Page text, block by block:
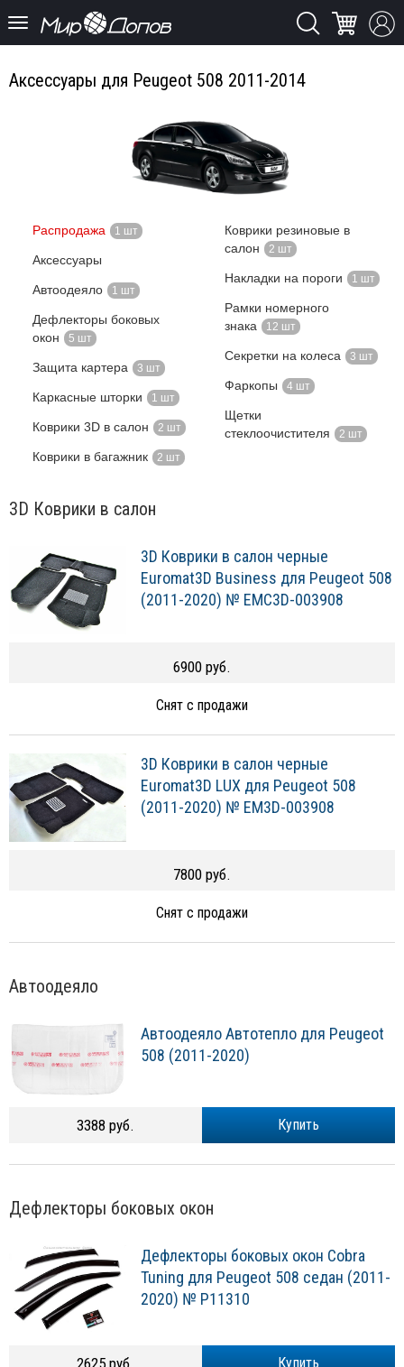
Аксессуары для Peugeot 508 2011-2014
Распродажа 1 шт
Аксессуары
Автоодеяло 1 шт
Дефлекторы боковых
окон
5 шт
Защита картера 3 шт
Каркасные шторки 1 шт
Коврики 3D в салон 2 шт
Коврики в багажник 2 шт
Коврики резиновые в
салон
2 шт
Накладки на пороги 1 шт
Рамки номерного
знака
12 шт
Секретки на колеса 3 шт
Фаркопы 4 шт
Щетки
стеклоочистителя
2 шт
3D Коврики в салон
3D Коврики в салон черные
Euromat3D Business для Peugeot 508
(2011-2020) № EMC3D-003908
6900 руб.
Снят с продажи
3D Коврики в салон черные
Euromat3D LUX для Peugeot 508
(2011-2020) № EM3D-003908
7800 руб.
Снят с продажи
Автоодеяло
Автоодеяло Автотепло для Peugeot
508 (2011-2020)
Купить
3388 руб.
Дефлекторы боковых окон
Дефлекторы боковых окон Cobra
Tuning для Peugeot 508 седан (2011-
2020) № P11310
Купить